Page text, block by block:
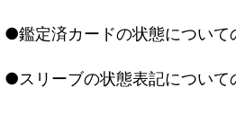
●鑑定済カードの状態について
●スリーブの状態表記について